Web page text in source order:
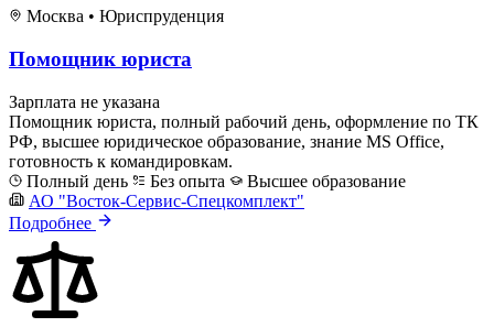
Москва • Юриспруденция
Помощник юриста
Зарплата не указана
Помощник юриста, полный рабочий день, оформление по ТК
РФ, высшее юридическое образование, знание MS Office,
готовность к командировкам.
Полный день
Без опыта
Высшее образование
АО "Восток-Сервис-Спецкомплект"
Подробнее